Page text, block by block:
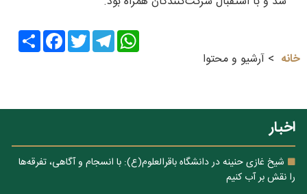
Share
FacebookTwitter
Telegram
WhatsApp
خانه
آرشیو و محتوا
اخبار
شیخ غازی حنینه در دانشگاه باقرالعلوم(ع): با انسجام و آگاهی، تفرقه‌ها
را نقش بر آب کنیم